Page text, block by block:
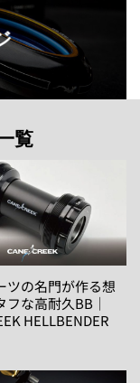
覧
ツの名門が作る想
フな高耐久BB｜
HELLBENDER